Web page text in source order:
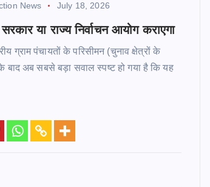
News July 18, 2026
या राज्य निर्वाचन आयोग कराएगा
ग्राम पंचायतों के परिसीमन (चुनाव क्षेत्रों के
के बाद अब सबसे बड़ा सवाल स्पष्ट हो गया है कि यह